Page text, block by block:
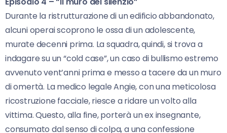
Durante la ristrutturazione di un edificio abbandonato,
alcuni operai scoprono le ossa di un adolescente,
murate decenni prima. La squadra, quindi, si trova a
indagare su un “cold case”, un caso di bullismo estremo
avvenuto vent’anni prima e messo a tacere da un muro
di omertà. La medico legale Angie, con una meticolosa
ricostruzione facciale, riesce a ridare un volto alla
vittima. Questo, alla fine, porterà un ex insegnante,
consumato dal senso di colpa, a una confessione